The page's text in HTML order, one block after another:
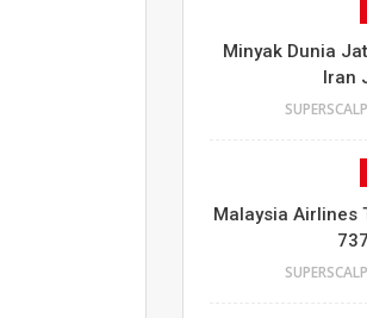
Minyak Dunia
Iran
Malaysia Airlines